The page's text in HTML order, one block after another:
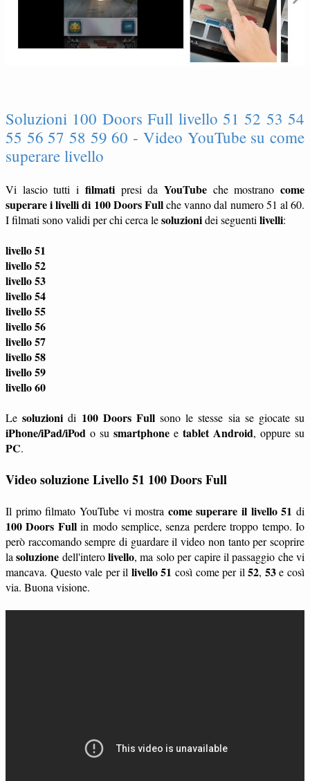
Soluzioni 100 Doors Full livello 51 52 53 54
55 56 57 58 59 60 - Video YouTube su come
superare livello
Vi lascio tutti i filmatipresi da YouTubeche mostranocome
superare i livelli di 100 Doors Fullche vanno dal numero 51 al 60.
I filmati sono validi per chi cerca lesoluzionidei seguenti livelli:
livello 51
livello 52
livello 53
livello 54
livello 55
livello 56
livello 57
livello 58
livello 59
livello 60
Lesoluzioni di 100 Doors Fullsono le stesse sia se giocate su
iPhone/iPad/iPod o su smartphone e tablet Android, oppure su
PC.
Video soluzione Livello 51 100 Doors Full
Il primo filmato YouTube vi mostra come superare il livello 51 di
100 Doors Fullin modo semplice, senza perdere troppo tempo. Io
però raccomando sempre di guardare il video non tanto per scoprire
lasoluzione dell'interolivello, ma solo per capire il passaggio che vi
mancava. Questo vale per il livello 51 così come per il52, 53e così
via. Buona visione.